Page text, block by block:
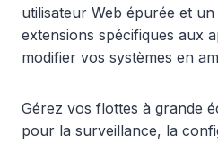
utilisateur Web épurée et
extensions spécifiques aux
modifier vos systèmes en
Gérez vos flottes à grande
pour la surveillance, la